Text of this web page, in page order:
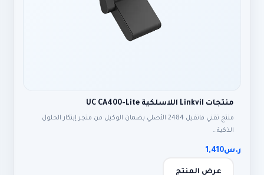
منتجات Linkvil اللاسلكية UC CA400-Lite
منتج تقني فانفيل 2484 الأصلي بضمان الوكيل من متجر إبتكار الحلول
الذكية…
ر.س1,410
عرض المنتج